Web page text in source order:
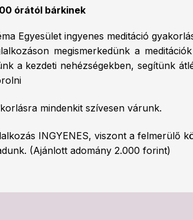
órától bárkinek
Egyesület ingyenes meditáció
megismerkedünk a
a kezdeti nehézségekben, segítünk
mindenkit szívesen várunk.
INGYENES, viszont a felmerülő
(Ajánlott adomány 2.000 forint)